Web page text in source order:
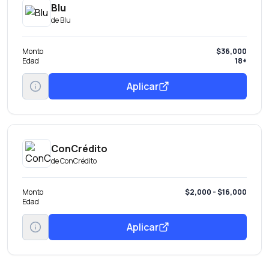
Blu
deBlu
Monto
$36,000
Edad
18+
Aplicar
ConCrédito
deConCrédito
Monto
$2,000 - $16,000
Edad
Aplicar